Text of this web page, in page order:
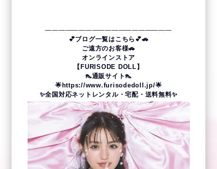
———————————————————
💕ブログ一覧はこちら💕🚗
ご遠方のお客様🚗
オンラインストア
【FURISODE DOLL】
👠通販サイト👠
🌟 https://www.furisodedoll.jp/🌟
✨全国対応ネットレンタル・宅配・送料無料✨